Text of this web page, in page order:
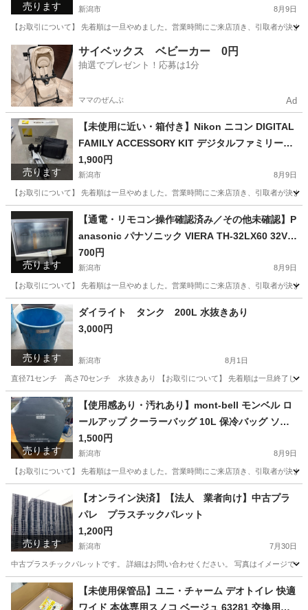
売ります
モコン・B-CASカード・電源コード付き
新潟市 8月9日
【お取引について】 先着順は一旦やめました。営業時間にご来店頂き、引取者が決
新潟 新潟市 テレビ コード
サイベックス ベビーカー 0円
抽選でプレゼント！応募は1分
ママのぜんぶ Ad
売ります
【未使用に近い・箱付き】Nikon ニコン DIGITAL
FAMILY ACCESSORY KIT デジタルファミリーア
クセサリーキット カメラバッグ 三脚 ETSUMI エ
ツミ COLT N501 コルト 伸長128cm カメラ用品
撮影用品 デジカメ 一眼レフ 旅行 運動会
1,900円
新潟市 8月9日
【お取引について】 先着順は一旦やめました。営業時間にご来店頂き、引取者が決
新潟 新潟市 カメラ
売ります
【通電・リモコン操作確認済み／その他未確認】P
anasonic パナソニック VIERA TH-32LX60 32V型
液晶テレビ 2006年製 地上・BS・110度CSデジタ
ルハイビジョン 本体・リモコン・B-CASカード・
電源コードのみ
700円
新潟市 8月9日
【お取引について】 先着順は一旦やめました。営業時間にご来店頂き、引取者が決
新潟 新潟市 テレビ
売ります
ダイライト タンク 200L 水抜きあり
3,000円
新潟市 8月1日
直径71センチ 高さ70センチ 水抜きあり 【お取引について】 先着順は一旦終了して
新潟 新潟市 その他 ダイライト
売ります
【使用感あり・汚れあり】mont-bell モンベル ロ
ールアップ クーラーバッグ 10L 保冷バッグ ソフ
トクーラー クーラーボックス キャンプ アウトド
ア BBQ 釣り レジャー
1,500円
新潟市 8月9日
【お取引について】 先着順は一旦やめました。営業時間にご来店頂き、引取者が決
バッグ
売ります
【オンライン決済】【法人 業者向け】中古プラ
パレ プラスチックパレット
1,200円
新潟市 7月30日
中古プラスチックパレットです。 詳細はお問い合わせください。 写真はイメージで
新潟 新潟市 その他 プラパレ
【未使用保管品】ユニ・チャーム デオトイレ 快適
ワイド 本体専用スノコ ベージュ 63281 交換用パ